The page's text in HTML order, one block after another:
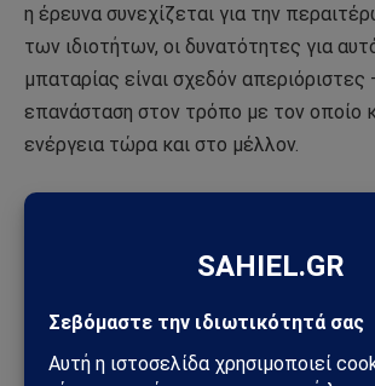
η έρευνα συνεχίζεται για την
των ιδιοτήτων, οι δυνατότητες για
μπαταρίας είναι σχεδόν
επανάσταση στον τρόπο με τον οποίο
ενέργεια τώρα και στο μέλλον.
Μελλοντικές προοπτικές αυτής
συναρπαστικό. Οι κατασκευαστές
για να κάνουν την μπαταρία πιο